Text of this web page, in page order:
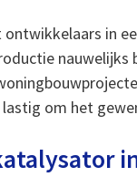
in
nauwelijks
om het